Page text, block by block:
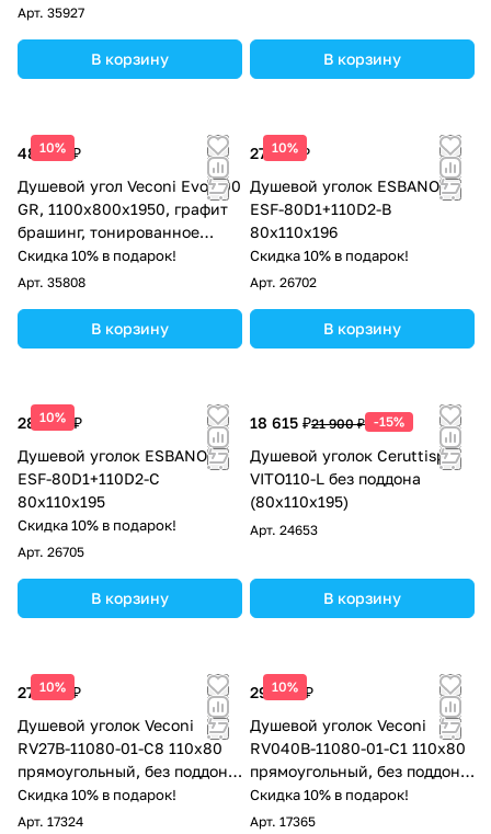
Арт. 35927
В корзину В корзину
10%
48 136 ₽
Душевой угол Veconi Evo 300
GR, 1100х800x1950, графит
брашинг, тонированное
матовое стекло
Скидка 10% в подарок!
Арт. 35808
В корзину
10%
27 413 ₽
Душевой уголок ESBANO
ESF-80D1+110D2-B
80х110х196
Скидка 10% в подарок!
Арт. 26702
В корзину
10%
28 050 ₽
Душевой уголок ESBANO
ESF-80D1+110D2-C
80х110х195
Скидка 10% в подарок!
Арт. 26705
В корзину
18 615 ₽21 900 ₽ -15%
Душевой уголок Ceruttispa
VITO110-L без поддона
(80x110x195)
Арт. 24653
В корзину
10%
27 698 ₽
Душевой уголок Veconi
RV27B-11080-01-C8 110х80
прямоугольный, без поддона,
прозрачное стекло, черный
матовый
Скидка 10% в подарок!
Арт. 17324
10%
29 746 ₽
Душевой уголок Veconi
RV040B-11080-01-C1 110х80
прямоугольный, без поддона,
прозрачное стекло, чёрный
матовый
Скидка 10% в подарок!
Арт. 17365